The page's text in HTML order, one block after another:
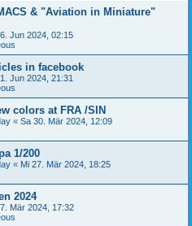
& "Aviation in Miniature"
Jun 2024, 02:15
in facebook
Jun 2024, 21:31
colors at FRA /SIN
« Sa 30. Mär 2024, 12:09
1/200
« Mi 27. Mär 2024, 18:25
2024
Mär 2024, 17:32